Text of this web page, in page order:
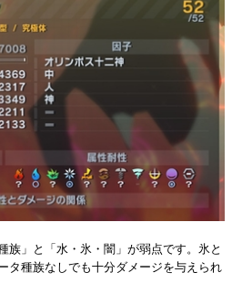
族」と「水・氷・闇」が弱点です。氷と
種族なしでも十分ダメージを与えられ